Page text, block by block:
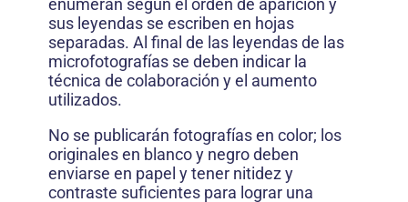
enumeran según el orden de aparición y
sus leyendas se escriben en hojas
separadas. Al final de las leyendas de las
microfotografías se deben indicar la
técnica de colaboración y el aumento
utilizados.
No se publicarán fotografías en color; los
originales en blanco y negro deben
enviarse en papel y tener nitidez y
contraste suficientes para lograr una